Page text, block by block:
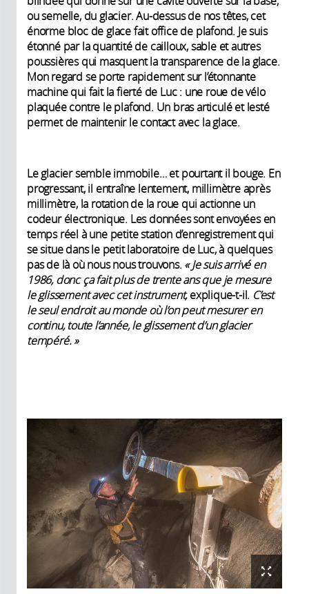
ou semelle, du glacier. Au-dessus de nos têtes, cet
énorme bloc de glace fait office de plafond. Je suis
étonné par la quantité de cailloux, sable et autres
poussières qui masquent la transparence de la glace.
Mon regard se porte rapidement sur l’étonnante
machine qui fait la fierté de Luc : une roue de vélo
plaquée contre le plafond. Un bras articulé et lesté
permet de maintenir le contact avec la glace.
Le glacier semble immobile… et pourtant il bouge. En
progressant, il entraîne lentement, millimètre après
millimètre, la rotation de la roue qui actionne un
codeur électronique. Les données sont envoyées en
temps réel à une petite station d’enregistrement qui
se situe dans le petit laboratoire de Luc, à quelques
pas de là où nous nous trouvons. « Je suis arrivé en
1986, donc ça fait plus de trente ans que je mesure
le glissement avec cet instrument,explique-t-il. C’est
le seul endroit au monde où l’on peut mesurer en
continu, toute l’année, le glissement d’un glacier
tempéré. »